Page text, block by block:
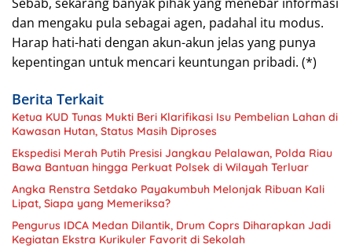
dan mengaku pula sebagai agen, padahal itu modus.
Harap hati-hati dengan akun-akun jelas yang punya
kepentingan untuk mencari keuntungan pribadi. (*)
Berita Terkait
Ketua KUD Tunas Mukti Beri Klarifikasi Isu Pembelian Lahan di
Kawasan Hutan, Status Masih Diproses
Ekspedisi Merah Putih Presisi Jangkau Pelalawan, Polda Riau
Bawa Bantuan hingga Perkuat Polsek di Wilayah Terluar
Angka Renstra Setdako Payakumbuh Melonjak Ribuan Kali
Lipat, Siapa yang Memeriksa?
Pengurus IDCA Medan Dilantik, Drum Coprs Diharapkan Jadi
Kegiatan Ekstra Kurikuler Favorit di Sekolah